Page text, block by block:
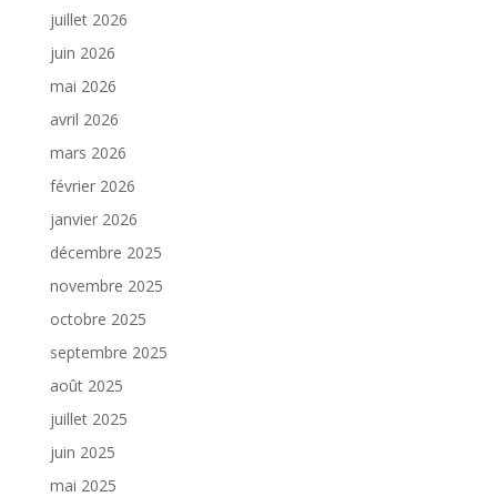
juillet 2026
juin 2026
mai 2026
avril 2026
mars 2026
février 2026
janvier 2026
décembre 2025
novembre 2025
octobre 2025
septembre 2025
août 2025
juillet 2025
juin 2025
mai 2025